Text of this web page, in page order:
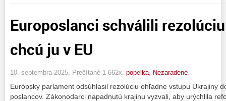
Europoslanci schválili
chcú ju v EU
10. septembra 2025, Prečítané 1 662x, popelka Nezaradené
Európsky parlament odsúhlasil rezolúciu ohľadne vstupu Ukrajiny
poslancov. Zákonodarci napadnutú krajinu vyzvali, aby urýchlila